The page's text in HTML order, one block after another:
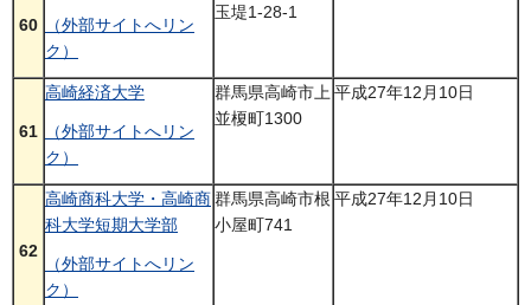
60
（外部サイトへリン
ク）
玉堤1-28-1
61
高崎経済大学
（外部サイトへリン
ク）
群馬県高崎市上
並榎町1300
平成27年12月10日
62
高崎商科大学・高崎商
科大学短期大学部
（外部サイトへリン
ク）
群馬県高崎市根
小屋町741
平成27年12月10日